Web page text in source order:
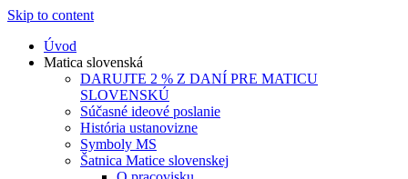
Skip to content
Úvod
Matica slovenská
DARUJTE 2 % Z DANÍ PRE MATICU
SLOVENSKÚ
Súčasné ideové poslanie
História ustanovizne
Symboly MS
Šatnica Matice slovenskej